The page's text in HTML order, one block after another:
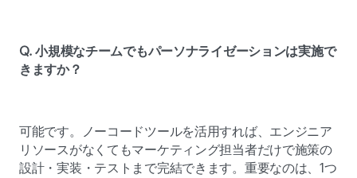
Q. 小規模なチームでもパーソナライゼーションは実施で
きますか？
可能です。ノーコードツールを活用すれば、エンジニア
リソースがなくてもマーケティング担当者だけで施策の
設計・実装・テストまで完結できます。重要なのは、1つ